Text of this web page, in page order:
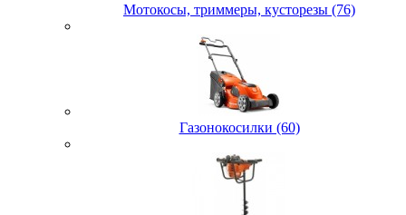
Мотокосы, триммеры, кусторезы (76)
Газонокосилки (60)